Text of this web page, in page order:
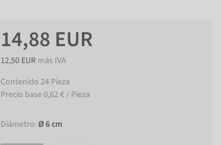
14,88 EUR
12,50 EUR más IVA
Contenido 24 Pieza
Precio base0,62 € / Pieza
Diámetro:Ø 6 cm